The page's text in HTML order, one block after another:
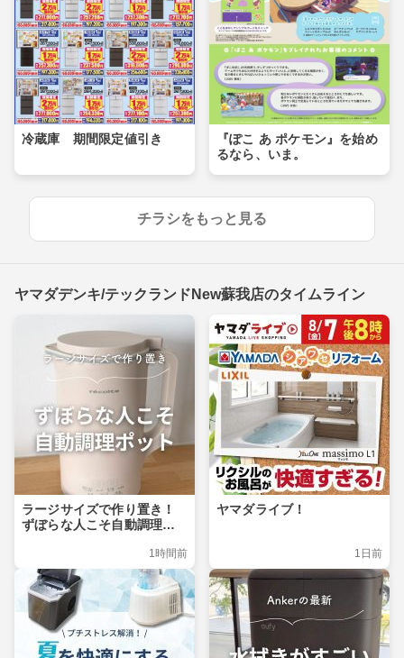
冷蔵庫 期間限定値引き
『ぽこ あ ポケモン』を始め
るなら、いま。
チラシをもっと見る
ヤマダデンキ/テックランドNew蘇我店のタイムライン
ラージサイズで作り置き！
ずぼらな人こそ自動調理ポ
1時間前
ヤマダライブ！
1日前